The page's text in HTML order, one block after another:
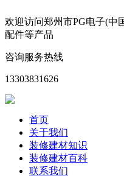
欢迎访问郑州市PG电子(中
配件等产品
咨询服务热线
13303831626
首页
关于我们
装修建材知识
装修建材百科
联系我们